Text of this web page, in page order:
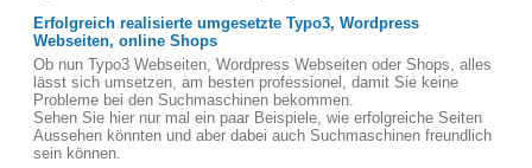
Erfolgreich realisierte umgesetzte Typo3, Wordpress
Webseiten, online Shops
Ob nun Typo3 Webseiten, Wordpress Webseiten oder Shops, alles
lässt sich umsetzen, am besten professionel, damit Sie keine
Probleme bei den Suchmaschinen bekommen.
Sehen Sie hier nur mal ein paar Beispiele, wie erfolgreiche Seiten
Aussehen könnten und aber dabei auch Suchmaschinen freundlich
sein können.